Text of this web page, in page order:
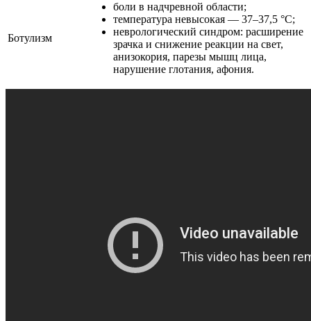
Ботулизм
боли в надчревной области;
температура невысокая — 37–37,5 °C;
неврологический синдром: расширение
зрачка и снижение реакции на свет,
анизокория, парезы мышц лица,
нарушение глотания, афония.